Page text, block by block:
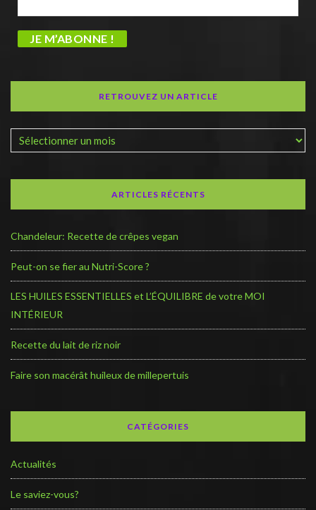
RETROUVEZ UN ARTICLE
ARTICLES RÉCENTS
Chandeleur: Recette de crêpes vegan
Peut-on se fier au Nutri-Score ?
LES HUILES ESSENTIELLES et L’ÉQUILIBRE de votre MOI
INTÉRIEUR
Recette du lait de riz noir
Faire son macérât huileux de millepertuis
CATÉGORIES
Actualités
Le saviez-vous?